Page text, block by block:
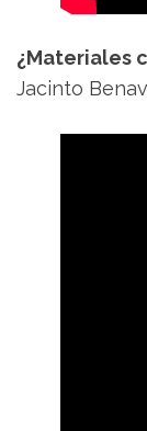
¿Materiales
Jacinto